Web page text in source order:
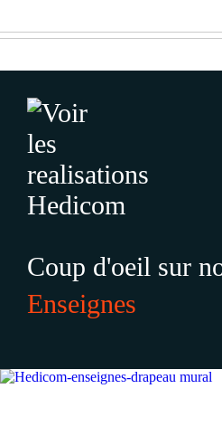
Coup d'oeil sur
Enseignes